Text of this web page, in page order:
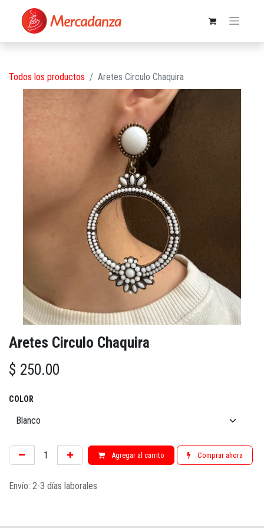
Todos los productos Aretes Circulo Chaquira
Aretes Circulo Chaquira
$ 250.00
COLOR
Agregar al carrito Comprar ahora
Envío: 2-3 días laborales